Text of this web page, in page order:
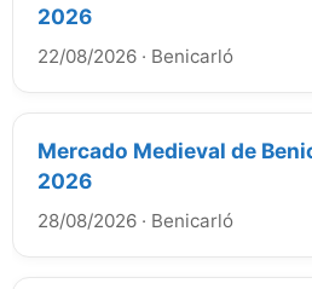
2026
22/08/2026 · Benicarló
Mercado Medieval de
2026
28/08/2026 · Benicarló